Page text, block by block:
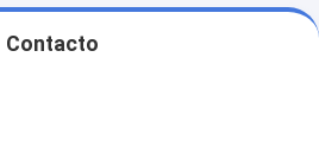
Contacto